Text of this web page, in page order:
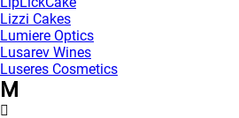
Lizzi Cakes
Lumiere Optics
Lusarev Wines
Luseres Cosmetics
M